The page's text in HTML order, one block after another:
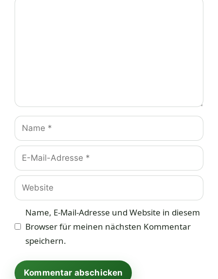
Kommentar
Name
E-
Mail-
Adresse
Website
Name, E-Mail-Adresse und Website in diesem
Browser für meinen nächsten Kommentar
speichern.